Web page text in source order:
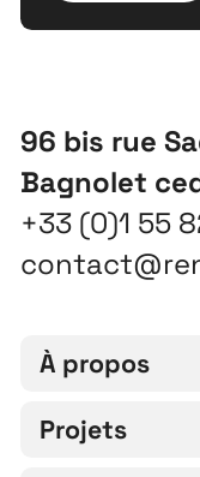
96 bis rue
Bagnolet
+33 (0)1 55
À propos
Projets